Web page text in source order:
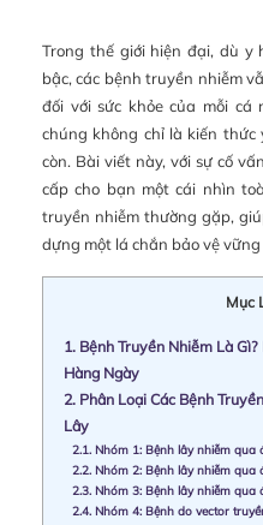
Trong thế giới hiện đại, dù y
bậc, các bệnh truyền nhiễm
đối với sức khỏe của mỗi cá
chúng không chỉ là kiến thức
còn. Bài viết này, với sự cố
cấp cho bạn một cái nhìn
truyền nhiễm thường gặp,
dựng một lá chắn bảo vệ vững
Mục
1. Bệnh Truyền Nhiễm Là
Hàng Ngày
2. Phân Loại Các Bệnh
Lây
2.1. Nhóm 1: Bệnh lây nhiễm qua
2.2. Nhóm 2: Bệnh lây nhiễm qua
2.3. Nhóm 3: Bệnh lây nhiễm
2.4. Nhóm 4: Bệnh do vector